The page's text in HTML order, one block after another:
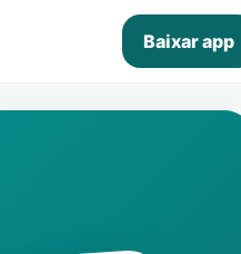
Baixar app